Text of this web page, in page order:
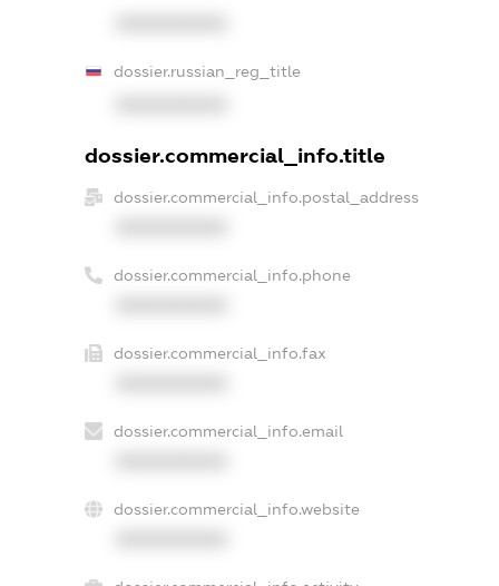
dossier.russian_reg_title
dossier.commercial_info.title
dossier.commercial_info.postal_address
dossier.commercial_info.phone
dossier.commercial_info.fax
dossier.commercial_info.email
dossier.commercial_info.website